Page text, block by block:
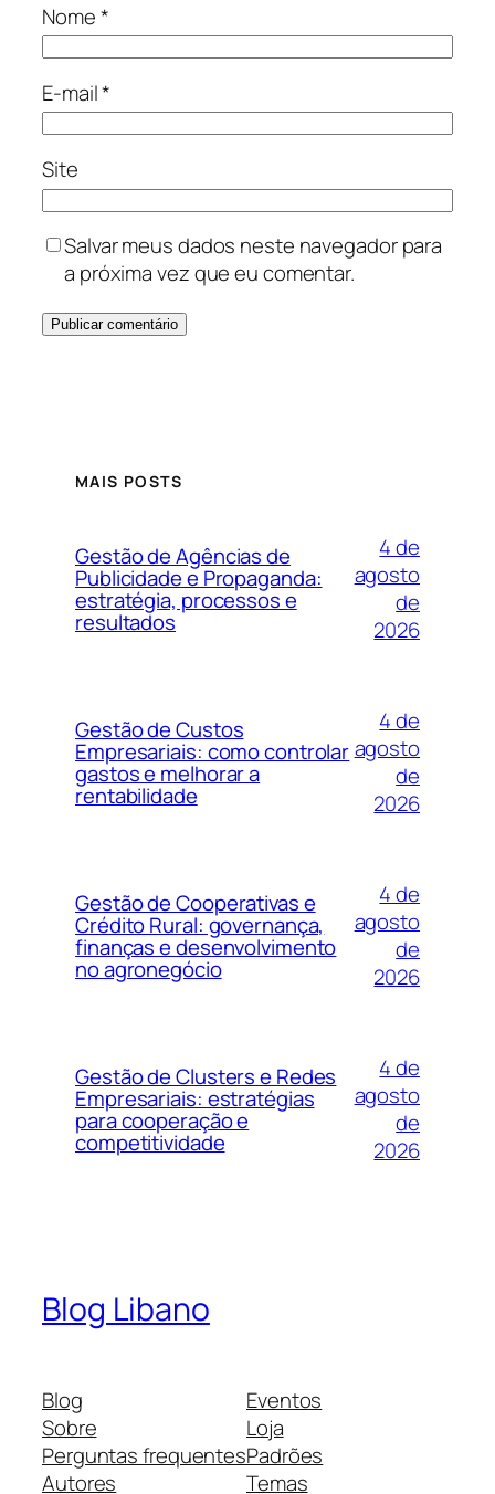
Nome*
E-mail*
Site
Salvar meus dados neste navegador para
a próxima vez que eu comentar.
MAIS POSTS
Gestão de Agências de
Publicidade e Propaganda:
estratégia, processos e
resultados
4 de
agosto
de
2026
Gestão de Custos
Empresariais: como controlar
gastos e melhorar a
rentabilidade
4 de
agosto
de
2026
Gestão de Cooperativas e
Crédito Rural: governança,
finanças e desenvolvimento
no agronegócio
4 de
agosto
de
2026
Gestão de Clusters e Redes
Empresariais: estratégias
para cooperação e
competitividade
4 de
agosto
de
2026
Blog Libano
Blog
Sobre
Perguntas frequentes
Autores
Eventos
Loja
Padrões
Temas